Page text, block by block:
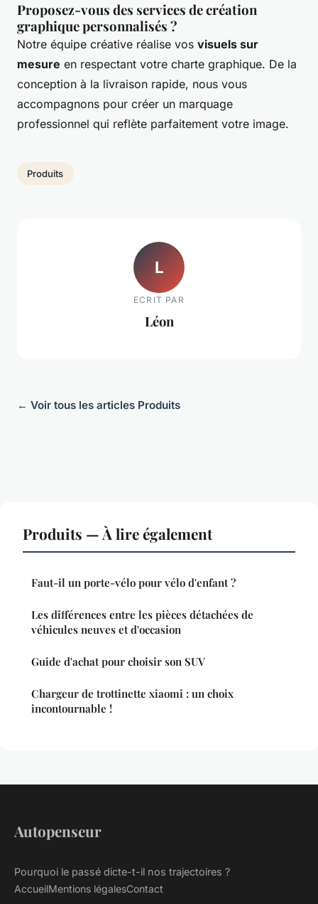
Proposez-vous des services de création
graphique personnalisés ?
Notre équipe créative réalise vos visuels sur
mesure en respectant votre charte graphique. De la
conception à la livraison rapide, nous vous
accompagnons pour créer un marquage
professionnel qui reflète parfaitement votre image.
Produits
L
ECRIT PAR
Léon
← Voir tous les articles Produits
Produits — À lire également
Faut-il un porte-vélo pour vélo d'enfant ?
Les différences entre les pièces détachées de
véhicules neuves et d'occasion
Guide d'achat pour choisir son SUV
Chargeur de trottinette xiaomi : un choix
incontournable !
Autopenseur
Pourquoi le passé dicte-t-il nos trajectoires ?
AccueilMentions légalesContact